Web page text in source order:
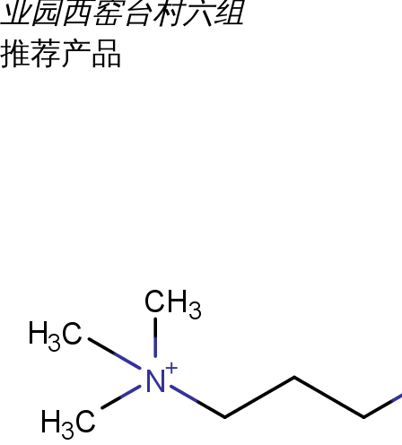
业园西窑台村六组
推荐产品